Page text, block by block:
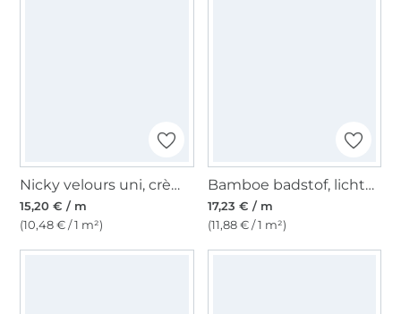
Nicky velours uni, crèmekleurig
15,20 € / m
(10,48 € / 1 m²)
Bamboe badstof, lichtblauw
17,23 € / m
(11,88 € / 1 m²)